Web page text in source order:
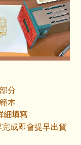
分
本
細填寫
成即會提早出貨